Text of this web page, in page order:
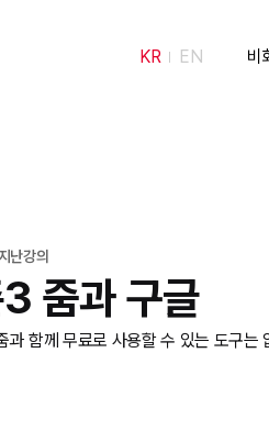
KR EN 비
난강의
줌과 구글
함께 무료로 사용할 수 있는 도구는